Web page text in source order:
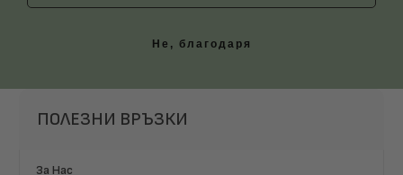
Не, благодаря
ПОЛЕЗНИ ВРЪЗКИ
За Нас